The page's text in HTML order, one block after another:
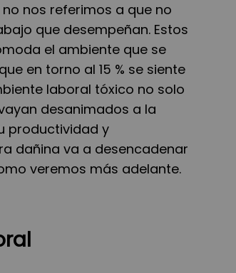
nos referimos a que no
que desempeñan. Estos
el ambiente que se
en torno al 15 % se siente
laboral tóxico no solo
desanimados a la
productividad y
dañina va a desencadenar
veremos más adelante.